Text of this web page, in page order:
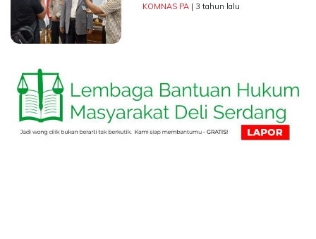
KOMNAS PA| 3 tahun lalu